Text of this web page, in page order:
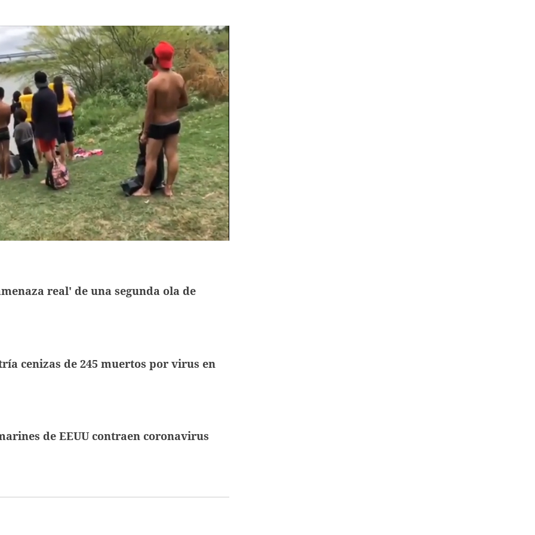
real' de una segunda ola de
cenizas de 245 muertos por virus en
de EEUU contraen coronavirus